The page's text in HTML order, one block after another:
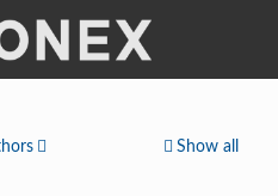
Show all